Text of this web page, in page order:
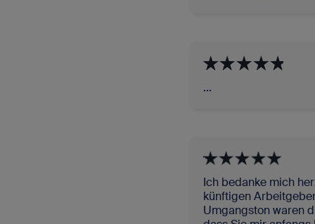
...
Ich bedanke mich
künftigen
Umgangston waren